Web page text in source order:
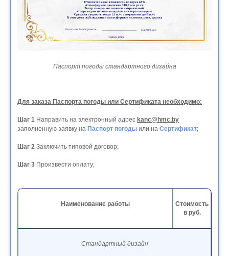
Паспорт погоды стандартного дизайна
Для заказа Паспорта погоды или Сертификата необходимо:
Шаг 1 Направить на электронный адрес kanc@hmc.by
заполненную заявку на Паспорт погоды или на Сертификат;
Шаг 2 Заключить типовой договор;
Шаг 3 Произвести оплату;
Наименование работы
Стоимость
в руб.
Стандартный дизайн